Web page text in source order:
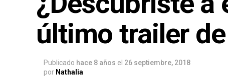
último trailer
Publicado hace 8 años el 26 septiembre, 2018
por Nathalia